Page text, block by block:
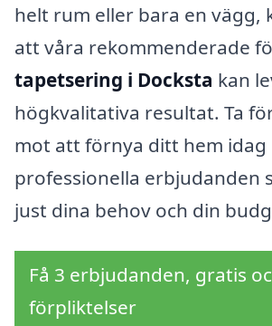
helt rum eller bara en vägg,
att våra rekommenderade
tapetsering i Docksta kan
högkvalitativa resultat. Ta
mot att förnya ditt hem idag
professionella erbjudanden
just dina behov och din
Få 3 erbjudanden, gratis
förpliktelser